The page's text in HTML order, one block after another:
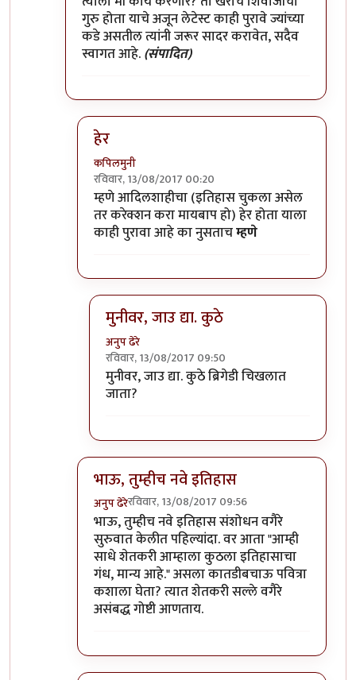
गुरु होता याचे अजून लेटेस्ट काही पुरावे ज्यांच्या
कडे असतील त्यांनी जरूर सादर करावेत, सदैव
स्वागत आहे.(संपादित)
हेर
कपिलमुनी
रविवार, 13/08/2017 00:20
In reply toमुनी जी ...!!byविशुमित
म्हणे आदिलशाहीचा (इतिहास चुकला असेल
तर करेक्शन करा मायबाप हो) हेर होता याला
काही पुरावा आहे का नुसताचम्हणे
मुनीवर, जाउ द्या. कुठे
अनुप ढेरे
रविवार, 13/08/2017 09:50
In reply toहेरbyकपिलमुनी
मुनीवर, जाउ द्या. कुठे ब्रिगेडी चिखलात
जाता?
भाऊ, तुम्हीच नवे इतिहास
अनुप ढेरेरविवार, 13/08/2017 09:56
In reply toमुनी जी ...!!byविशुमित
भाऊ, तुम्हीच नवे इतिहास संशोधन वगैरे
सुरुवात केलीत पहिल्यांदा. वर आता "आम्ही
साधे शेतकरी आम्हाला कुठला इतिहासाचा
गंध, मान्य आहे." असला कातडीबचाऊ पवित्रा
कशाला घेता? त्यात शेतकरी सल्ले वगैरे
असंबद्ध गोष्टी आणताय.